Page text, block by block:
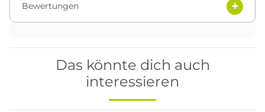
Bewertungen
Das könnte dich auch
interessieren